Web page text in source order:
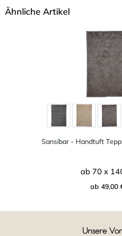
Ähnliche Artikel
Sansibar - Handtuft
ab 70 x
ab 49,00
Unsere